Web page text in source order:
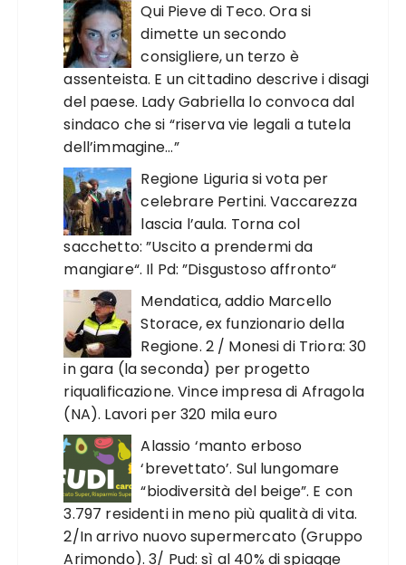
Qui Pieve di Teco. Ora si
dimette un secondo
consigliere, un terzo è
assenteista. E un cittadino descrive i disagi
del paese. Lady Gabriella lo convoca dal
sindaco che si “riserva vie legali a tutela
dell’immagine…”
Regione Liguria si vota per
celebrare Pertini. Vaccarezza
lascia l’aula. Torna col
sacchetto: ”Uscito a prendermi da
mangiare“. Il Pd: ”Disgustoso affronto“
Mendatica, addio Marcello
Storace, ex funzionario della
Regione. 2 / Monesi di Triora: 30
in gara (la seconda) per progetto
riqualificazione. Vince impresa di Afragola
(NA). Lavori per 320 mila euro
Alassio ‘manto erboso
‘brevettato’. Sul lungomare
“biodiversità del beige”. E con
3.797 residenti in meno più qualità di vita.
2/In arrivo nuovo supermercato (Gruppo
Arimondo). 3/ Pud: sì al 40% di spiagge